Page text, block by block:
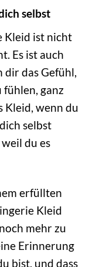
selbst
Kleid ist nicht
Es ist auch
dir das Gefühl,
fühlen, ganz
Kleid, wenn du
selbst
du es
erfüllten
Kleid
mehr zu
Erinnerung
bist, und dass